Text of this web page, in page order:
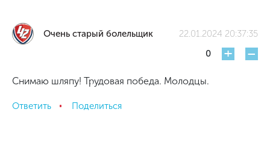
Очень старый болельщик
22.01.2024 20:37:35
0
+ -
Снимаю шляпу! Трудовая победа. Молодцы.
Ответить Поделиться